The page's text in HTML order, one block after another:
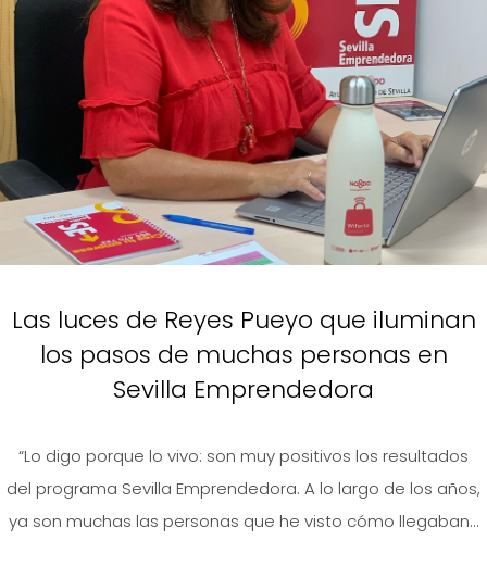
Las luces de Reyes Pueyo que iluminan
los pasos de muchas personas en
Sevilla Emprendedora
“Lo digo porque lo vivo: son muy positivos los resultados
del programa Sevilla Emprendedora. A lo largo de los años,
ya son muchas las personas que he visto cómo llegaban...